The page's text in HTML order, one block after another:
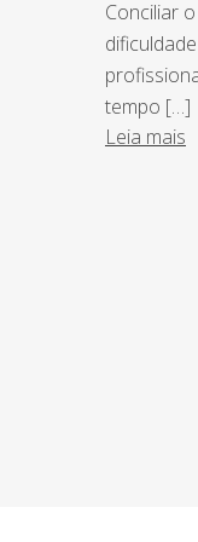
Conciliar
tempo […]
Leia mais